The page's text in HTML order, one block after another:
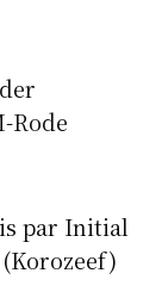
Rode
par Initial